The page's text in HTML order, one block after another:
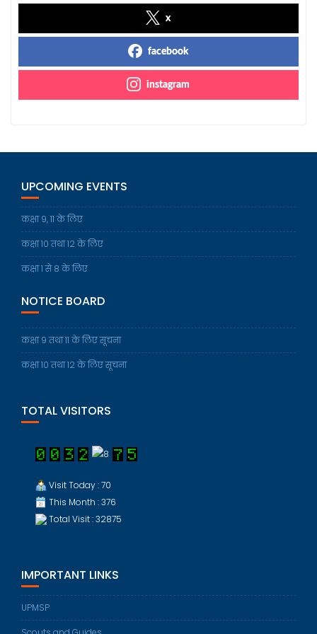
x
facebook
instagram
UPCOMING EVENTS
कक्षा 9, 11 के लिए
कक्षा 10 तथा 12 के लिए
कक्षा 1 से 8 के लिए
NOTICE BOARD
कक्षा 9 तथा 11 के लिए सूचना
कक्षा 10 तथा 12 के लिए सूचना
TOTAL VISITORS
Visit Today : 70
This Month : 376
Total Visit : 32875
IMPORTANT LINKS
UPMSP